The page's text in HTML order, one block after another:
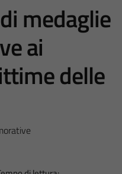
medaglie
ai
delle